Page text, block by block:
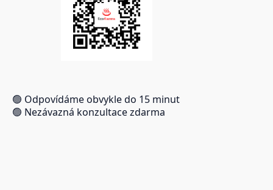
🟢 Odpovídáme obvykle do 15 minut
🟢 Nezávazná konzultace zdarma